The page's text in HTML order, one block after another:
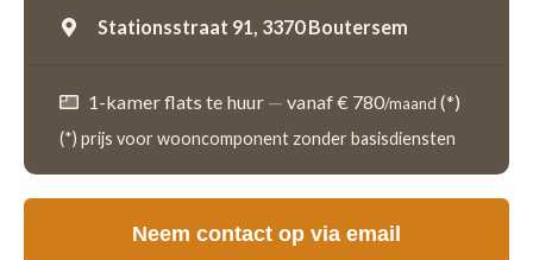
Stationsstraat 91, 3370 Boutersem
1-kamer flats te huur — vanaf € 780/maand (*)
(*) prijs voor wooncomponent zonder basisdiensten
Neem contact op via email